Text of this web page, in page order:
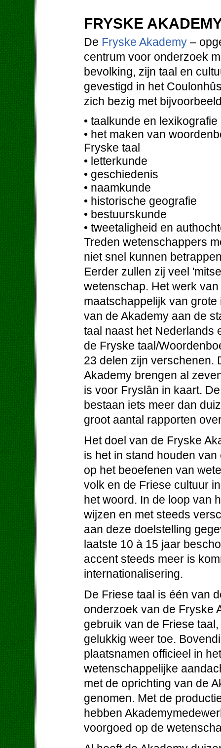
FRYSKE
De Fryske Akademy –
centrum voor onderzoek
bevolking, zijn taal en
gevestigd in het
zich bezig met
• taalkunde en lexikografie
• het maken van
Fryske taal
• letterkunde
• geschiedenis
• naamkunde
• historische geografie
• bestuurskunde
• tweetaligheid en
Treden wetenschappers
niet snel kunnen
Eerder zullen zij veel
wetenschap. Het werk
maatschappelijk van
van de Akademy aan de
taal naast het Nederlands
de Fryske taal/
23 delen zijn verschenen.
Akademy brengen al
is voor Fryslân in kaart.
bestaan iets meer dan
groot aantal rapporten
Het doel van de Fryske
is het in stand houden
op het beoefenen van
volk en de Friese cultuur
het woord. In de loop van
wijzen en met steeds
aan deze doelstelling
laatste 10 à 15 jaar
accent steeds meer is
internationalisering.
De Friese taal is één van
onderzoek van de Fryske
gebruik van de Friese
gelukkig weer toe.
plaatsnamen officieel in
wetenschappelijke
met de oprichting van de
genomen. Met de
hebben
voorgoed op de